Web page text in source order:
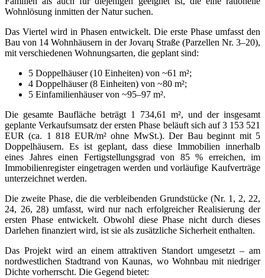
Wohnlösung inmitten der Natur suchen.
Das Viertel wird in Phasen entwickelt. Die erste Phase umfasst den
Bau von 14 Wohnhäusern in der Jovarų Straße (Parzellen Nr. 3–20),
mit verschiedenen Wohnungsarten, die geplant sind:
5 Doppelhäuser (10 Einheiten) von ~61 m²;
4 Doppelhäuser (8 Einheiten) von ~80 m²;
5 Einfamilienhäuser von ~95–97 m².
Die gesamte Baufläche beträgt 1 734,61 m², und der insgesamt
geplante Verkaufsumsatz der ersten Phase beläuft sich auf 3 153 521
EUR (ca. 1 818 EUR/m² ohne MwSt.). Der Bau beginnt mit 5
Doppelhäusern. Es ist geplant, dass diese Immobilien innerhalb
eines Jahres einen Fertigstellungsgrad von 85 % erreichen, im
Immobilienregister eingetragen werden und vorläufige Kaufverträge
unterzeichnet werden.
Die zweite Phase, die die verbleibenden Grundstücke (Nr. 1, 2, 22,
24, 26, 28) umfasst, wird nur nach erfolgreicher Realisierung der
ersten Phase entwickelt. Obwohl diese Phase nicht durch dieses
Darlehen finanziert wird, ist sie als zusätzliche Sicherheit enthalten.
Das Projekt wird an einem attraktiven Standort umgesetzt – am
nordwestlichen Stadtrand von Kaunas, wo Wohnbau mit niedriger
Dichte vorherrscht. Die Gegend bietet: